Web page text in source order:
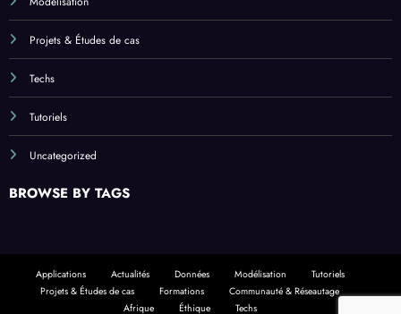
Projets & Études de cas
Techs
Tutoriels
Uncategorized
BROWSE BY TAGS
Applications Actualités Données Modélisation
Tutoriels
Projets & Études de cas
Formations
Communauté & Réseautage
Afrique
Éthique Techs